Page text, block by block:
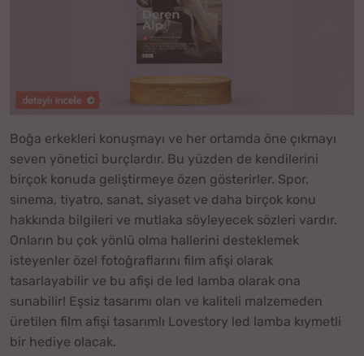
Boğa erkekleri konuşmayı ve her ortamda öne çıkmayı
seven yönetici burçlardır. Bu yüzden de kendilerini
birçok konuda geliştirmeye özen gösterirler. Spor,
sinema, tiyatro, sanat, siyaset ve daha birçok konu
hakkında bilgileri ve mutlaka söyleyecek sözleri vardır.
Onların bu çok yönlü olma hallerini desteklemek
isteyenler özel fotoğraflarını film afişi olarak
tasarlayabilir ve bu afişi de led lamba olarak ona
sunabilir! Eşsiz tasarımı olan ve kaliteli malzemeden
üretilen film afişi tasarımlı Lovestory led lamba kıymetli
bir hediye olacak.